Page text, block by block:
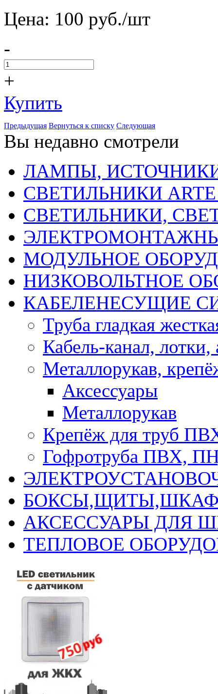
Цена: 100 pуб./шт
-
+
Купить
Предыдущая Вернуться к списку Следующая
Вы недавно смотрели
ЛАМПЫ,
СВЕТИЛЬНИКИ ARTE
СВЕТИЛЬНИКИ,
МОДУЛЬНОЕ
НИЗКОВОЛЬТНОЕ
КАБЕЛЕНЕСУЩИЕ
Труба гладкая
Кабель-канал, лотки,
Металлорукав,
Аксессуары
Металлорукав
Крепёж для труб
Гофротруба ПВХ,
АКСЕССУАРЫ ДЛЯ
ТЕПЛОВОЕ